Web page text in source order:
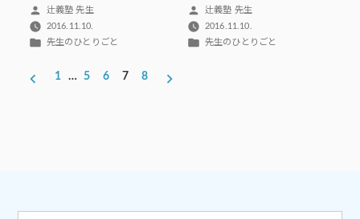
投
稿
者:
辻義塾 先生
2016.11.10.
カ
先生のひとりごと
投
稿
者:
辻義塾 先生
2016.11.10.
カ
先生のひとりごと
投
り
1 … 5 6 7 8